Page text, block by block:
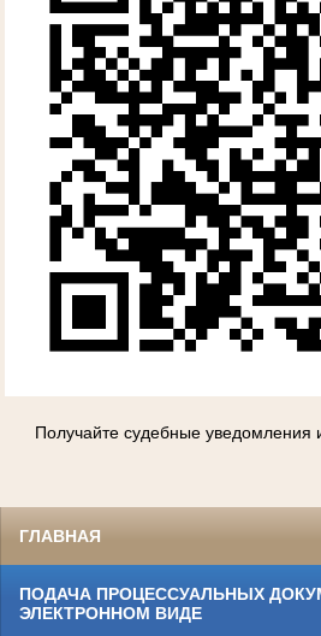
Получайте судебные уведомления
ГЛАВНАЯ
ПОДАЧА ПРОЦЕССУАЛЬНЫХ
ЭЛЕКТРОННОМ ВИДЕ